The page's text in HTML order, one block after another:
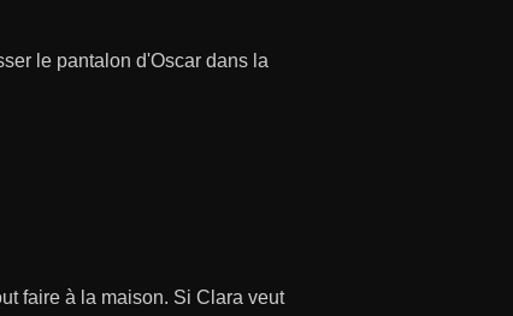
le pantalon d'Oscar dans la
faire à la maison. Si Clara veut